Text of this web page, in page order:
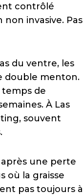
contrôlé
invasive. Pas
du ventre, les
double menton.
temps de
À Las
souvent
après une perte
où la graisse
pas toujours à